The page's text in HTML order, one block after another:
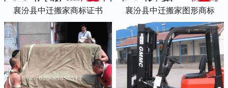
襄汾县中迁搬家商标证书 襄汾县中迁搬家图形商标